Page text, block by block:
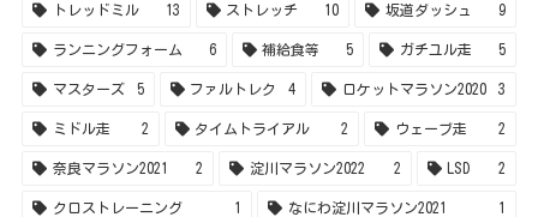
トレッドミル 13 ストレッチ 10 坂道ダッシュ 9
ランニングフォーム 6 補給食等 5 ガチユル走 5
マスターズ 5 ファルトレク 4 ロケットマラソン2020 3
ミドル走 2 タイムトライアル 2 ウェーブ走 2
奈良マラソン2021 2 淀川マラソン2022 2 LSD 2
クロストレーニング 1 なにわ淀川マラソン2021 1